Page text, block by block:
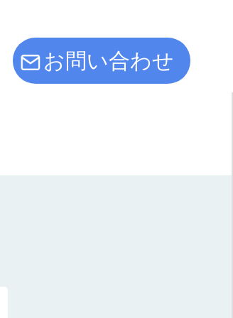
お問い合わせ